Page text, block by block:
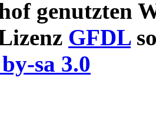
genutzten
GFDL
sa 3.0